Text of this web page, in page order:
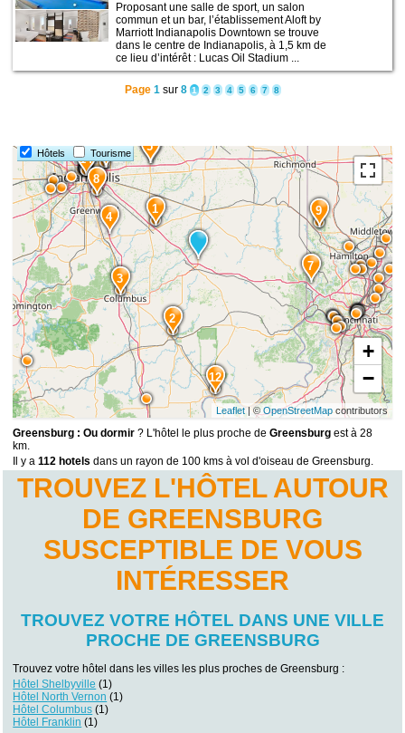
Proposant une salle de sport, un salon
commun et un bar, l’établissement Aloft by
Marriott Indianapolis Downtown se trouve
dans le centre de Indianapolis, à 1,5 km de
ce lieu d’intérêt : Lucas Oil Stadium ...
Page 1sur 8 1 2 3 4 5 6 7 8
Hôtels Tourisme
15
14
13
12
11
10
9
8
7
6
5
4
3
2
1
+
−
Leaflet| © OpenStreetMapcontributors
Greensburg : Ou dormir ? L'hôtel le plus proche deGreensburg est à 28
km.
Il y a112 hotels dans un rayon de 100 kms à vol d'oiseau de Greensburg.
TROUVEZ L'HÔTEL AUTOUR
DE GREENSBURG
SUSCEPTIBLE DE VOUS
INTÉRESSER
TROUVEZ VOTRE HÔTEL DANS UNE VILLE
PROCHE DE GREENSBURG
Trouvez votre hôtel dans les villes les plus proches de Greensburg :
Hôtel Shelbyville (1)
Hôtel North Vernon (1)
Hôtel Columbus (1)
Hôtel Franklin (1)